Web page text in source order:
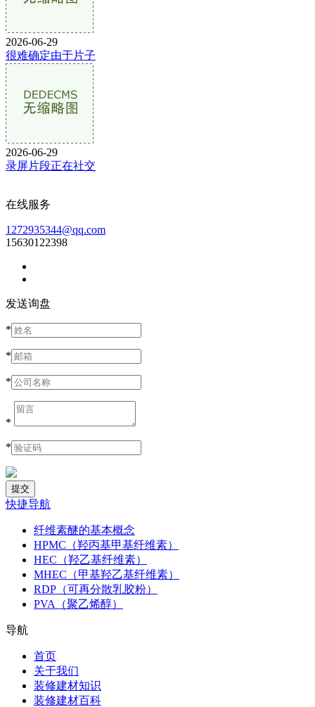
2026-06-29
很难确定由于片子
2026-06-29
录屏片段正在社交
在线服务
1272935344@qq.com
15630122398
发送询盘
*
*
*
*
*
快捷导航
纤维素醚的基本概念
HPMC（羟丙基甲基纤维素）
HEC（羟乙基纤维素）
MHEC（甲基羟乙基纤维素）
RDP（可再分散乳胶粉）
PVA（聚乙烯醇）
导航
首页
关于我们
装修建材知识
装修建材百科